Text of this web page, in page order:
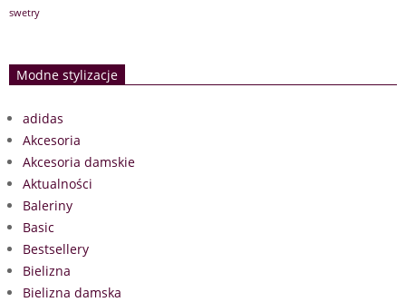
swetry
Modne stylizacje
adidas
Akcesoria
Akcesoria damskie
Aktualności
Baleriny
Basic
Bestsellery
Bielizna
Bielizna damska